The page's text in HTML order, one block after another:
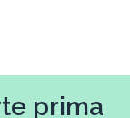
prima